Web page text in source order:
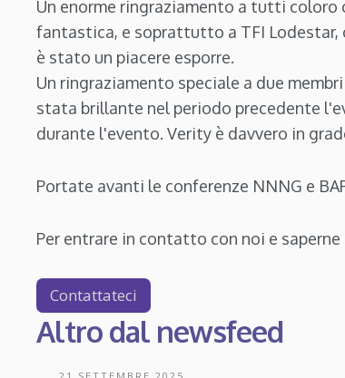
Un enorme ringraziamento a tutti coloro
fantastica, e soprattutto a TFI Lodestar,
è stato un piacere esporre.
Un ringraziamento speciale a due
stata brillante nel periodo precedente
durante l'evento. Verity è davvero in
Portate avanti le conferenze NNNG e
Per entrare in contatto con noi e saperne
Contattateci
Altro dal newsfeed